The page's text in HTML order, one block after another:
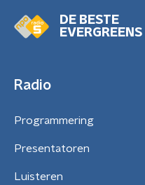
DE BESTE
EVERGREENS
Radio
Programmering
Presentatoren
Luisteren